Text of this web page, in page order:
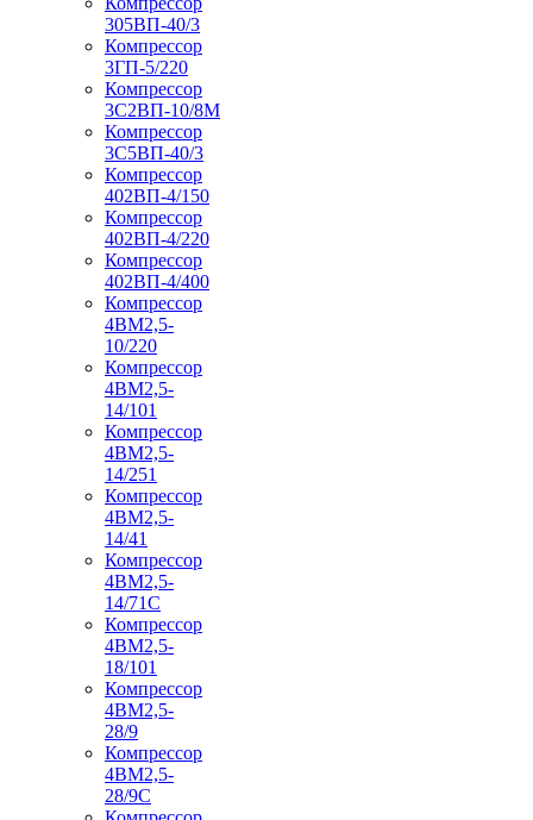
305ВП-40/3
Компрессор
3ГП-5/220
Компрессор
3С2ВП-10/8М
Компрессор
3С5ВП-40/3
Компрессор
402ВП-4/150
Компрессор
402ВП-4/220
Компрессор
402ВП-4/400
Компрессор
4ВМ2,5-
10/220
Компрессор
4ВМ2,5-
14/101
Компрессор
4ВМ2,5-
14/251
Компрессор
4ВМ2,5-
14/41
Компрессор
4ВМ2,5-
14/71C
Компрессор
4ВМ2,5-
18/101
Компрессор
4ВМ2,5-
28/9
Компрессор
4ВМ2,5-
28/9С